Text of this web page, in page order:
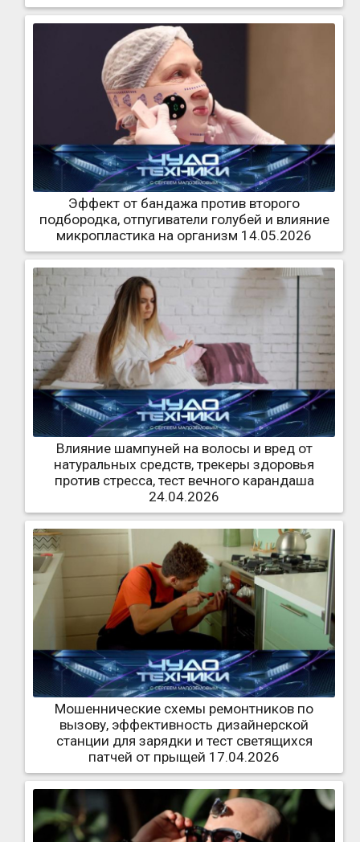
Эффект от бандажа против второго
подбородка, отпугиватели голубей и влияние
микропластика на организм 14.05.2026
Влияние шампуней на волосы и вред от
натуральных средств, трекеры здоровья
против стресса, тест вечного карандаша
24.04.2026
Мошеннические схемы ремонтников по
вызову, эффективность дизайнерской
станции для зарядки и тест светящихся
патчей от прыщей 17.04.2026